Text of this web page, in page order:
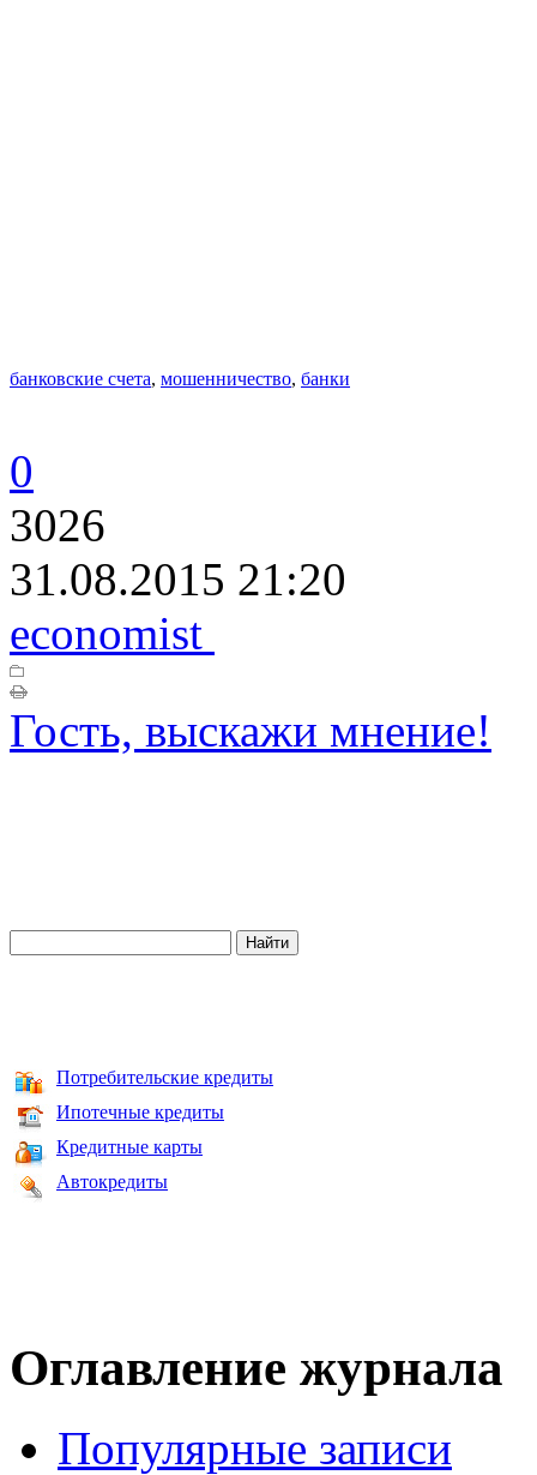
банковские счета, мошенничество, банки
0
3026
31.08.2015 21:20
economist
Гость, выскажи мнение!
Потребительские кредиты
Ипотечные кредиты
Кредитные карты
Автокредиты
Оглавление журнала
Популярные записи